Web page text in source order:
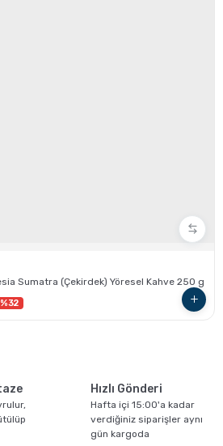
Sumatra (Çekirdek) Yöresel Kahve 250 g
%32
Hızlı Gönderi
Hafta içi 15:00'a kadar
verdiğiniz siparişler aynı
gün kargoda